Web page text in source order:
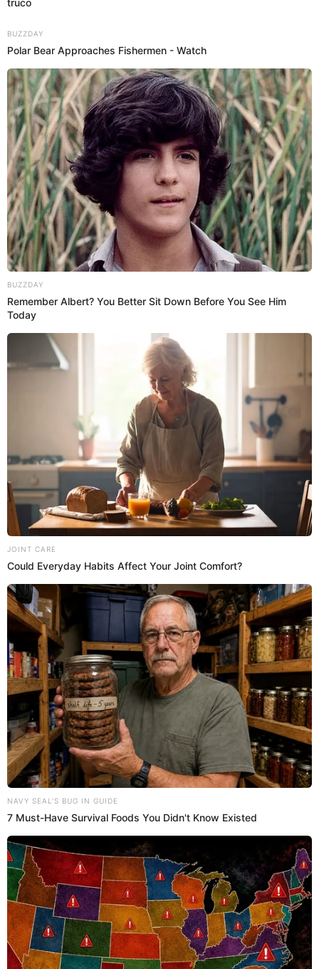
12 Ago 2023 | 9:40 h
Y un día volvió: Waldir Sáenz forma parte del
equipo histórico de Alianza Lima tras varios
portazos
Junto a otros cracks que marcaron historia en Matute, Waldir
Sáenz por fin regresa a Alianza Lima. “Habrá obra social”.
Abraham Alvarado
Waldir Sáenz
02 Ago 2023 | 9:57 h
Waldir Sáenz sobre Paco Bazán: “¿Quién? No me
hables de gente que no jugó y no le hizo bien al
fútbol”
El goleador histórico de Alianza Lima, Waldir Sáenz, fue tajante
cuando le preguntaron por el exarquero de la U, Paco Bazán.
Waldir Sáenz